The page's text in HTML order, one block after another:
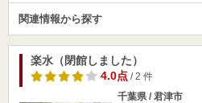
関連情報から探す
楽水（閉館しました）
4.0点/ 2 件
千葉県 / 君津市